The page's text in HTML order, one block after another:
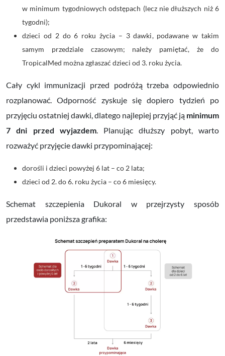
w minimum tygodniowych odstępach (lecz nie dłuższych niż 6
tygodni);
dzieci od 2 do 6 roku życia – 3 dawki, podawane w takim
samym przedziale czasowym; należy pamiętać, że do
TropicalMed można zgłaszać dzieci od 3. roku życia.
Cały cykl immunizacji przed podróżą trzeba odpowiednio
rozplanować. Odporność zyskuje się dopiero tydzień po
przyjęciu ostatniej dawki, dlatego najlepiej przyjąć ją minimum
7 dni przed wyjazdem. Planując dłuższy pobyt, warto
rozważyć przyjęcie dawki przypominającej:
dorośli i dzieci powyżej 6 lat – co 2 lata;
dzieci od 2. do 6. roku życia – co 6 miesięcy.
Schemat szczepienia Dukoral w przejrzysty sposób
przedstawia poniższa grafika: